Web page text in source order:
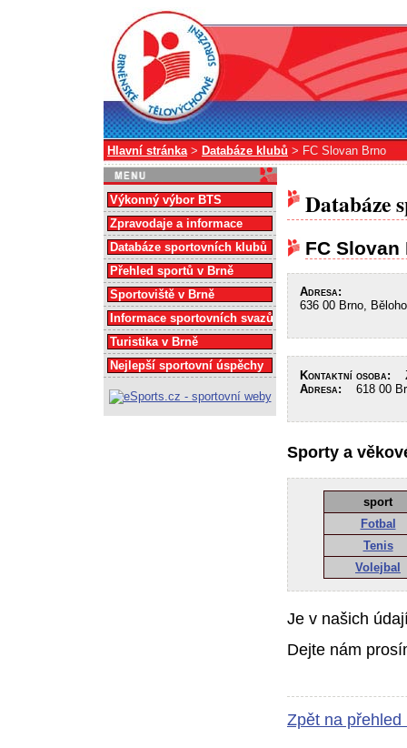
Hlavní stránka> Databáze klubů > FC Slovan Brno
Databáze
FC Slovan
Adresa:
636 00 Brno,
Kontaktní osoba:
Adresa: 618 00
Sporty a
sport
Fotbal
Tenis
Volejbal
Je v našich
Dejte nám
Zpět na přehled
Výkonný výbor BTS
Zpravodaje a informace
Databáze sportovních klubů
Přehled sportů v Brně
Sportoviště v Brně
Informace sportovních svazů
Turistika v Brně
Nejlepší sportovní úspěchy